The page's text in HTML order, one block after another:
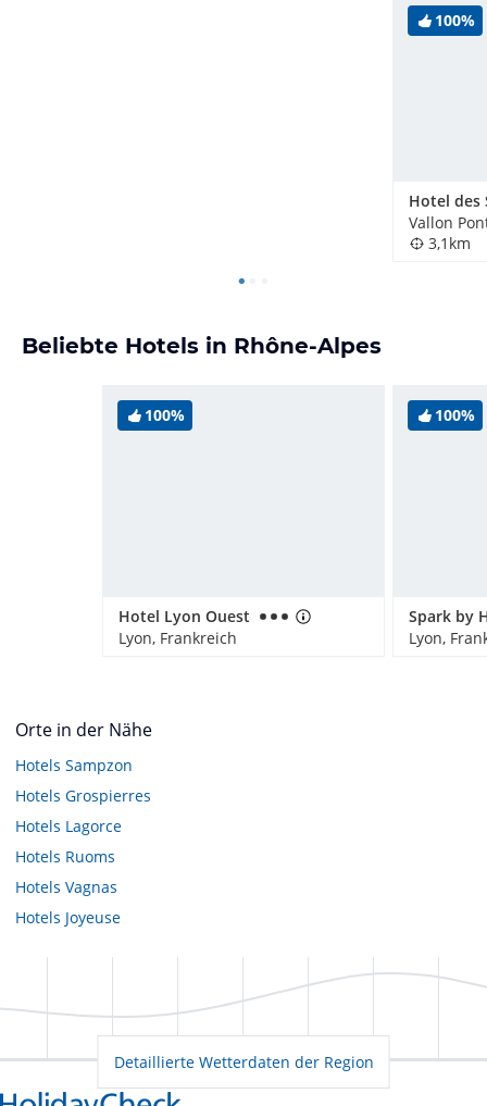
100%
Hotel des
Vallon
3,1km
Beliebte Hotels in Rhône-Alpes
100%
Hotel Lyon Ouest
Lyon, Frankreich
100%
Lyon,
Orte in der Nähe
Hotels Sampzon
Hotels Grospierres
Hotels Lagorce
Hotels Ruoms
Hotels Vagnas
Hotels Joyeuse
Detaillierte Wetterdaten der Region